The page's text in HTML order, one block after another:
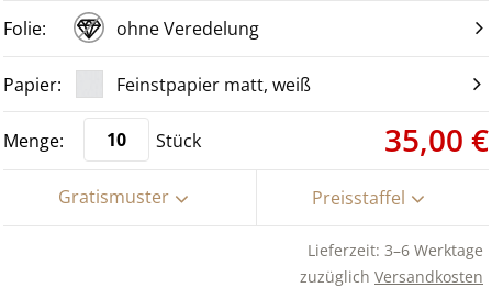
ohne Veredelung
Feinstpapier matt, weiß
Stück 35,00 €
Gratismuster Preisstaffel
Lieferzeit: 3–6 Werktage
zuzüglich Versandkosten